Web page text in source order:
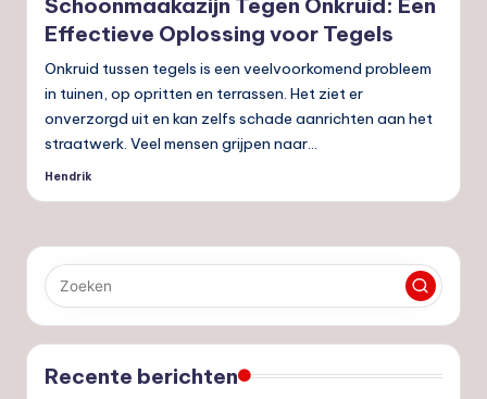
Schoonmaakazijn Tegen Onkruid: Een
Effectieve Oplossing voor Tegels
Onkruid tussen tegels is een veelvoorkomend probleem
in tuinen, op opritten en terrassen. Het ziet er
onverzorgd uit en kan zelfs schade aanrichten aan het
straatwerk. Veel mensen grijpen naar…
Geplaatst
Hendrik
Recente berichten